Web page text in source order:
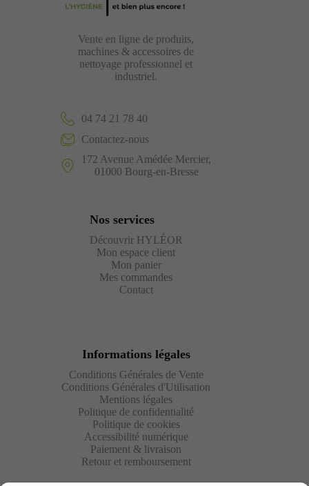
Vente en ligne de produits,
machines & accessoires de
nettoyage professionnel et
industriel.
04 74 21 78 40
Contactez-nous
172 Avenue Amédée Mercier,
01000 Bourg-en-Bresse
Nos services
Découvrir HYLÉOR
Mon espace client
Mon panier
Mes commandes
Contact
Informations légales
Conditions Générales de Vente
Conditions Générales d'Utilisation
Mentions légales
Politique de confidentialité
Politique de cookies
Accessibilité numérique
Paiement & livraison
Retour et remboursement